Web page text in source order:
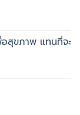
สุขภาพ แทนที่จะ